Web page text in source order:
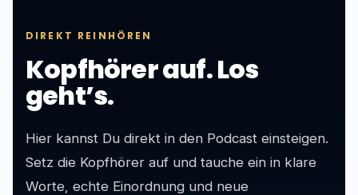
DIREKT REINHÖREN
Kopfhörer auf. Los
geht’s.
Hier kannst Du direkt in den Podcast einsteigen.
Setz die Kopfhörer auf und tauche ein in klare
Worte, echte Einordnung und neue